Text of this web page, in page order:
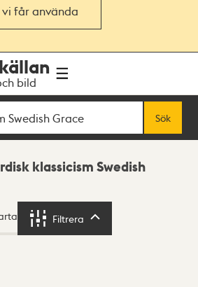
vi får använda
bild
Sök
klassicism Swedish
Filtrera